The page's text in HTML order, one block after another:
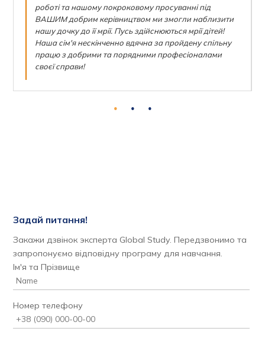
роботі та нашому покроковому просуванні під
ВАШИМ добрим керівництвом ми змогли наблизити
нашу дочку до її мрії. Пусь здійснюються мрії дітей!
Наша сім'я нескінченно вдячна за пройдену спільну
працю з добрими та порядними професіоналами
своєї справи!
Задай питання!
Закажи дзвінок эксперта Global Study. Передзвонимо та
запропонуємо відповідну програму для навчання.
Ім'я та Прізвище
Номер телефону